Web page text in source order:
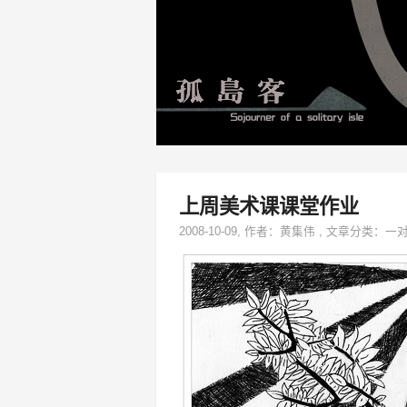
上周美术课课堂作业
2008-10-09, 作者： 黄集伟 , 文章分类： 一